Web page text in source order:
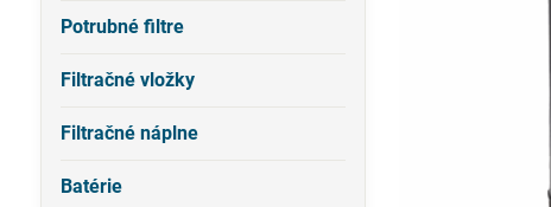
Potrubné filtre
Filtračné vložky
Filtračné náplne
Batérie